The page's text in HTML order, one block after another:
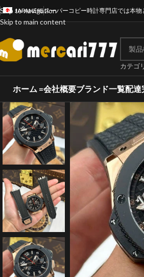
Skip to navigation
Skip to main content
JAPANESEスーパーコピー時計専門店では本
カテゴ
ホーム =会社概要ブランド一覧配達